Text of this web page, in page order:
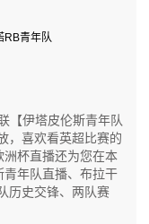
RB青年队
【伊塔皮伦斯青年队
，喜欢看英超比赛的
杯直播还为您在本
年队直播、布拉干
历史交锋、两队赛